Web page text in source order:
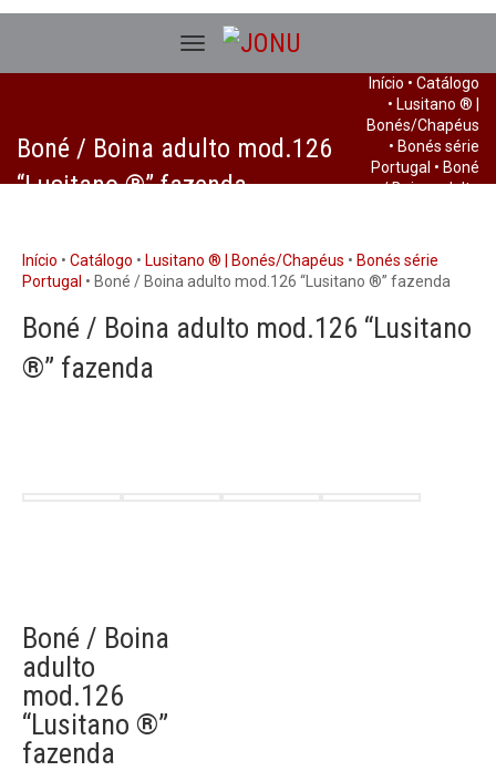
Boné / Boina adulto mod.126
“Lusitano ®” fazenda
Início • Catálogo
• Lusitano ® |
Bonés/Chapéus
• Bonés série
Portugal • Boné
/ Boina adulto
fazenda
Início • Catálogo • Lusitano ® | Bonés/Chapéus • Bonés série
Portugal • Boné / Boina adulto mod.126 “Lusitano ®” fazenda
Boné / Boina adulto mod.126 “Lusitano
®” fazenda
Boné / Boina
adulto
mod.126
“Lusitano ®”
fazenda